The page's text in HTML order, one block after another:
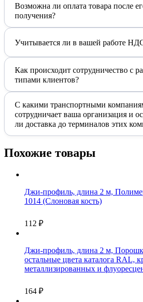
Возможна ли оплата товара после
получения?
Учитывается ли в вашей работе
Как происходит сотрудничество с
типами клиентов?
С какими транспортными
сотрудничает ваша организация и
ли доставка до терминалов этих
Похожие товары
Джи-профиль, длина 2 м,
1014 (Слоновая кость)
112 ₽
Джи-профиль, длина 2 м,
остальные цвета каталога RAL,
металлизированных и
164 ₽